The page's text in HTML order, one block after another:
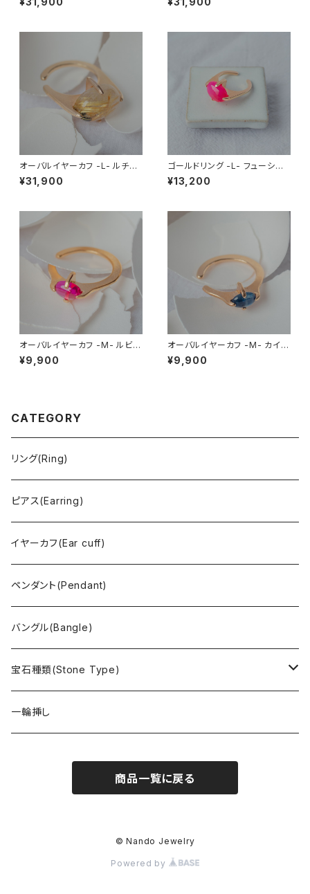
オーバルイヤーカフ -L- ルチル
クォーツ
¥31,900
ゴールドリング -L- フューシャ
ピンクカルセドニー(染色)
¥13,200
オーバルイヤーカフ -M- ルビー
(合成)
¥9,900
オーバルイヤーカフ -M- カイヤ
ナイト
¥9,900
CATEGORY
リング(Ring)
ピアス(Earring)
イヤーカフ(Ear cuff)
ペンダント(Pendant)
バングル(Bangle)
宝石種類(Stone Type)
アイオライト
アフリカンストロベリークォーツ
一輪挿し
商品一覧に戻る
© Nando Jewelry
Powered by